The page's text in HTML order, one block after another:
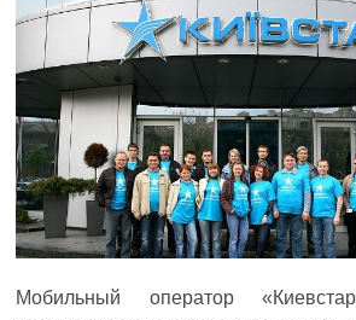
Мобильный оператор